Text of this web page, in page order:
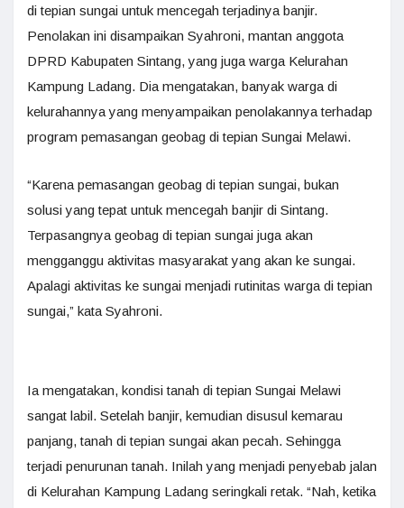
di tepian sungai untuk mencegah terjadinya banjir.
Penolakan ini disampaikan Syahroni, mantan anggota
DPRD Kabupaten Sintang, yang juga warga Kelurahan
Kampung Ladang. Dia mengatakan, banyak warga di
kelurahannya yang menyampaikan penolakannya terhadap
program pemasangan geobag di tepian Sungai Melawi.
“Karena pemasangan geobag di tepian sungai, bukan
solusi yang tepat untuk mencegah banjir di Sintang.
Terpasangnya geobag di tepian sungai juga akan
mengganggu aktivitas masyarakat yang akan ke sungai.
Apalagi aktivitas ke sungai menjadi rutinitas warga di tepian
sungai,” kata Syahroni.
Ia mengatakan, kondisi tanah di tepian Sungai Melawi
sangat labil. Setelah banjir, kemudian disusul kemarau
panjang, tanah di tepian sungai akan pecah. Sehingga
terjadi penurunan tanah. Inilah yang menjadi penyebab jalan
di Kelurahan Kampung Ladang seringkali retak. “Nah, ketika